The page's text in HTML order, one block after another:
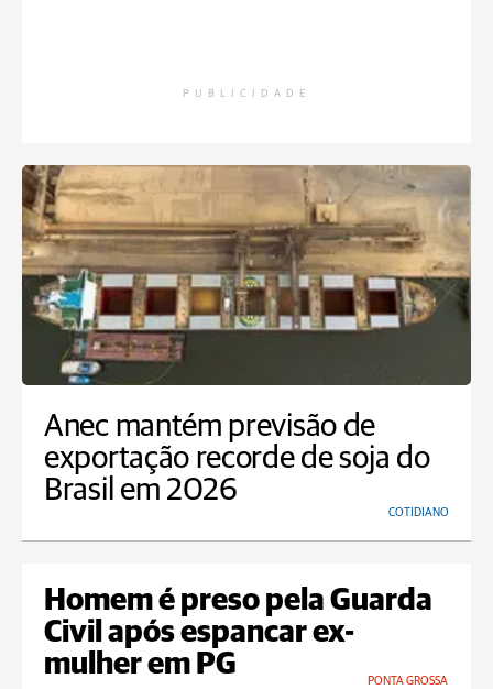
PUBLICIDADE
Anec mantém previsão de
exportação recorde de soja do
Brasil em 2026
COTIDIANO
Homem é preso pela Guarda
Civil após espancar ex-
mulher em PG
PONTA GROSSA